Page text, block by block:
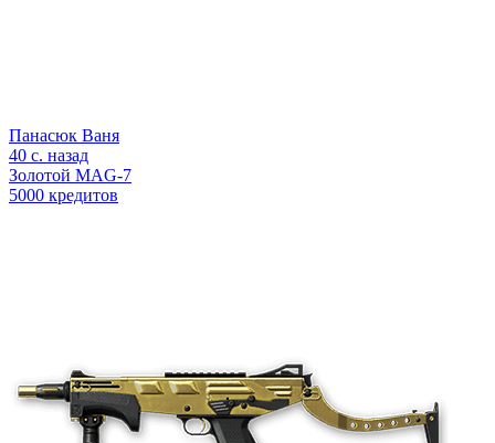
Панасюк Ваня
40 с. назад
Золотой MAG-7
5000 кредитов